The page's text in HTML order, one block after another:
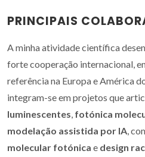
PRINCIPAIS
A minha atividade científica
forte cooperação internacional,
referência na Europa e América
integram-se em projetos que
luminescentes, fotónica
modelação assistida por IA,
molecular fotónica e design